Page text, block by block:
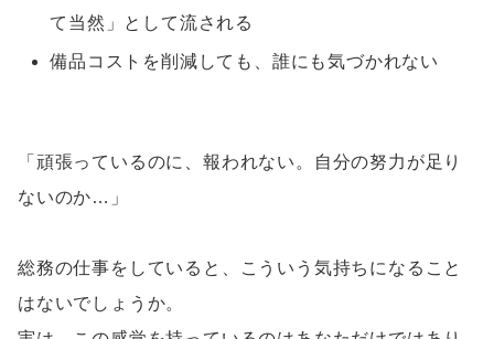
て当然」として流される
備品コストを削減しても、誰にも気づかれない
「頑張っているのに、報われない。自分の努力が足り
ないのか…」
総務の仕事をしていると、こういう気持ちになること
はないでしょうか。